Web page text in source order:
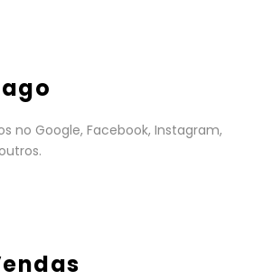
no Google, Facebook, Instagram,